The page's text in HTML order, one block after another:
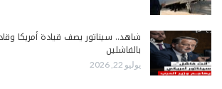
شاهد.. سيناتور يصف قيادة أمريكا
بالفاشلين
يوليو 22, 2026